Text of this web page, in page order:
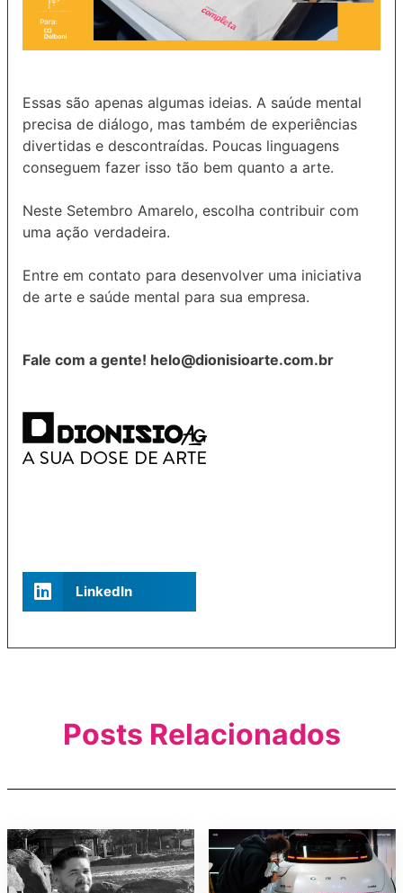
Essas são apenas algumas ideias. A saúde mental
precisa de diálogo, mas também de experiências
divertidas e descontraídas. Poucas linguagens
conseguem fazer isso tão bem quanto a arte.
Neste Setembro Amarelo, escolha contribuir com
uma ação verdadeira.
Entre em contato para desenvolver uma iniciativa
de arte e saúde mental para sua empresa.
Fale com a gente! helo@dionisioarte.com.br
LinkedIn
Posts Relacionados